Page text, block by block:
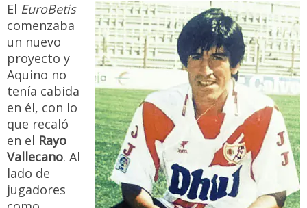
El EuroBetis
comenzaba
un nuevo
proyecto y
Aquino no
tenía cabida
en él, con lo
que recaló
en el Rayo
Vallecano. Al
lado de
jugadores